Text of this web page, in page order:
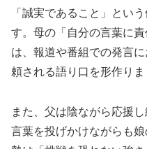
「誠実であること」とい
す。母の「自分の言葉に
は、報道や番組での発言
頼される語り口を形作りま
また、父は陰ながら応援
言葉を投げかけながらも